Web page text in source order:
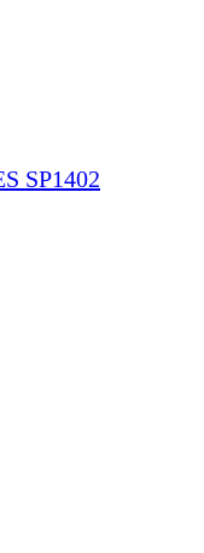
SP1402